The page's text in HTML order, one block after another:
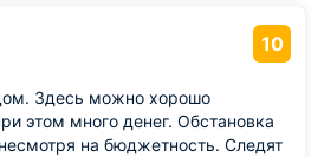
10
Здесь можно хорошо
этом много денег. Обстановка
на бюджетность. Следят